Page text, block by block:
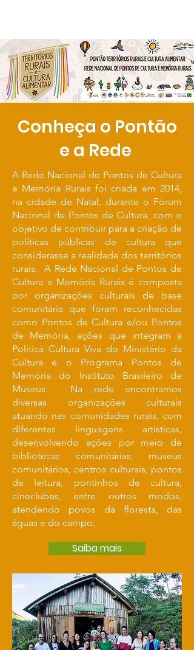
Conheça o Pontão
e a Rede
A Rede Nacional de Pontos de Cultura
e Memória Rurais foi criada em 2014,
na cidade de Natal, durante o Fórum
Nacional de Pontos de Cultura, com o
objetivo de contribuir para a criação de
políticas públicas de cultura que
considerasse a realidade dos territórios
rurais. A Rede Nacional de Pontos de
Cultura e Memória Rurais é composta
por organizações culturais de base
comunitária que foram reconhecidas
como Pontos de Cultura e/ou Pontos
de Memória, ações que integram a
Política Cultura Viva do Ministério da
Cultura e o Programa Pontos de
Memória do Instituto Brasileiro de
Museus. Na rede encontramos
diversas organizações culturais
atuando nas comunidades rurais, com
diferentes linguagens artísticas,
desenvolvendo ações por meio de
bibliotecas comunitárias, museus
comunitários, centros culturais, pontos
de leitura, pontinhos de cultura,
cineclubes, entre outros modos,
atendendo povos da floresta, das
águas e do campo.
Saiba mais